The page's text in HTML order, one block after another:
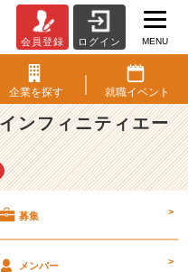
会員登録 ログイン MENU
企業を探す 就職イベント
ンフィニティエー
募集 >
メンバー >